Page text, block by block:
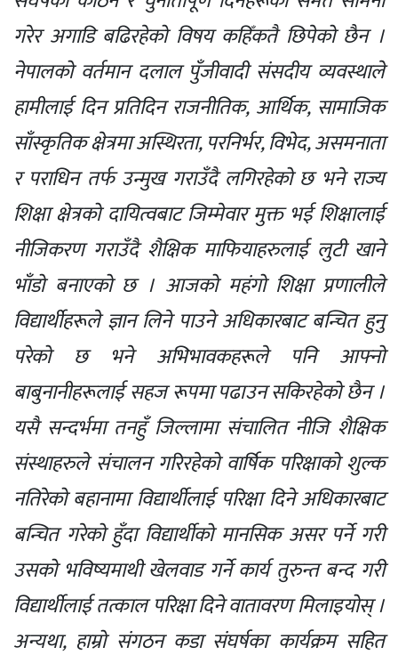
गरेर अगाडि बढिरहेको विषय कहिँकतै छिपेको छैन ।
नेपालको वर्तमान दलाल पुँजीवादी संसदीय व्यवस्थाले
हामीलाई दिन प्रतिदिन राजनीतिक, आर्थिक, सामाजिक
साँस्कृतिक क्षेत्रमा अस्थिरता, परनिर्भर, विभेद, असमनाता
र पराधिन तर्फ उन्मुख गराउँदै लगिरहेको छ भने राज्य
शिक्षा क्षेत्रको दायित्वबाट जिम्मेवार मुक्त भई शिक्षालाई
नीजिकरण गराउँदै शैक्षिक माफियाहरुलाई लुटी खाने
भाँडो बनाएको छ । आजको महंगो शिक्षा प्रणालीले
वि‌द्यार्थीहरूले ज्ञान लिने पाउने अधिकारबाट बन्चित हुनु
परेको छ भने अभिभावकहरूले पनि आफ्नो
बाबुनानीहरूलाई सहज रूपमा पढाउन सकिरहेको छैन ।
यसै सन्दर्भमा तनहुँ जिल्लामा संचालित नीजि शैक्षिक
संस्थाहरुले संचालन गरिरहेको वार्षिक परिक्षाको शुल्क
नतिरेको बहानामा वि‌द्यार्थीलाई परिक्षा दिने अधिकारबाट
बन्चित गरेको हुँदा विद्यार्थीको मानसिक असर पर्ने गरी
उसको भविष्यमाथी खेलवाड गर्ने कार्य तुरुन्त बन्द गरी
वि‌द्यार्थीलाई तत्काल परिक्षा दिने वातावरण मिलाइयोस् ।
अन्यथा, हाम्रो संगठन कडा संघर्षका कार्यक्रम सहित